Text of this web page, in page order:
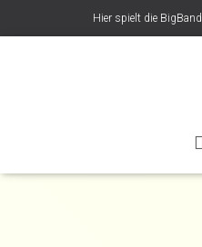
Hier spielt die BigBand